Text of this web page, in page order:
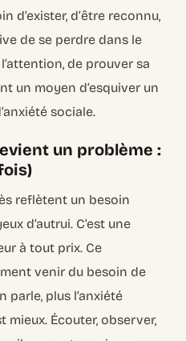
d’exister, d’être reconnu,
de se perdre dans le
de prouver sa
un moyen d’esquiver un
sociale.
un problème :
reflètent un besoin
d’autrui. C’est une
à tout prix. Ce
venir du besoin de
parle, plus l’anxiété
mieux. Écouter, observer,